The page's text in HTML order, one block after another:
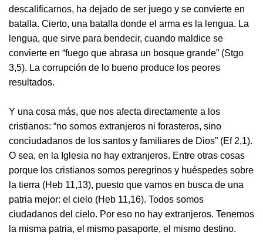
descalificarnos, ha dejado de ser juego y se convierte en
batalla. Cierto, una batalla donde el arma es la lengua. La
lengua, que sirve para bendecir, cuando maldice se
convierte en “fuego que abrasa un bosque grande” (Stgo
3,5). La corrupción de lo bueno produce los peores
resultados.
Y una cosa más, que nos afecta directamente a los
cristianos: “no somos extranjeros ni forasteros, sino
conciudadanos de los santos y familiares de Dios” (Ef 2,1).
O sea, en la Iglesia no hay extranjeros. Entre otras cosas
porque los cristianos somos peregrinos y huéspedes sobre
la tierra (Heb 11,13), puesto que vamos en busca de una
patria mejor: el cielo (Heb 11,16). Todos somos
ciudadanos del cielo. Por eso no hay extranjeros. Tenemos
la misma patria, el mismo pasaporte, el mismo destino.